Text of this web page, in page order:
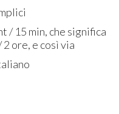
/ 15 min, che significa
2 ore, e così via